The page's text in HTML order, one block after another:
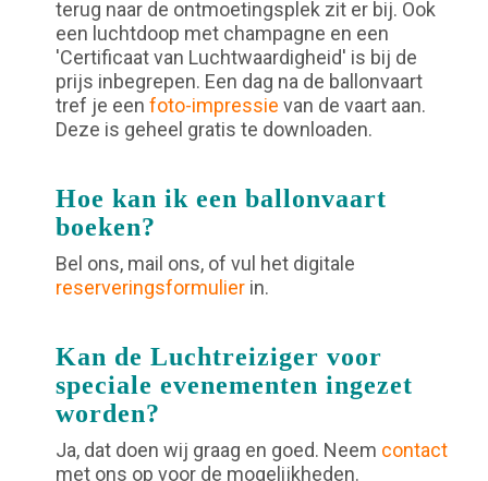
terug naar de ontmoetingsplek zit er bij. Ook
een luchtdoop met champagne en een
'Certificaat van Luchtwaardigheid' is bij de
prijs inbegrepen. Een dag na de ballonvaart
tref je een foto-impressie van de vaart aan.
Deze is geheel gratis te downloaden.
Hoe kan ik een ballonvaart
boeken?
Bel ons, mail ons, of vul het digitale
reserveringsformulier in.
Kan de Luchtreiziger voor
speciale evenementen ingezet
worden?
Ja, dat doen wij graag en goed. Neem contact
met ons op voor de mogelijkheden.